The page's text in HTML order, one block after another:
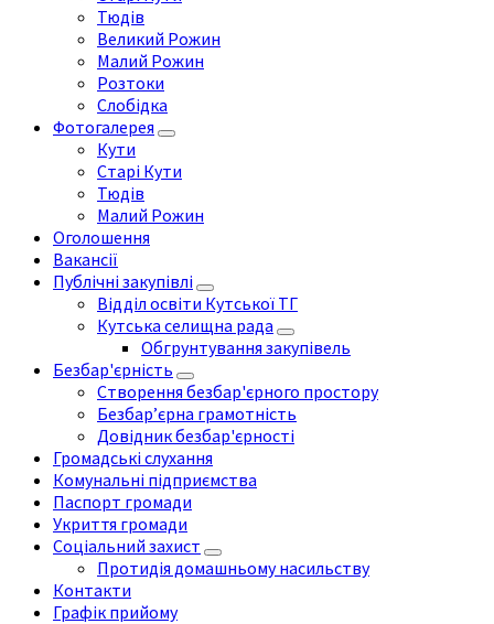
Тюдів
Великий Рожин
Малий Рожин
Розтоки
Слобідка
Фотогалерея
Кути
Старі Кути
Тюдів
Малий Рожин
Оголошення
Вакансії
Публічні закупівлі
Відділ освіти Кутської ТГ
Кутська селищна рада
Обгрунтування закупівель
Безбар'єрність
Створення безбар'єрного простору
Безбар’єрна грамотність
Довідник безбар'єрності
Громадські слухання
Комунальні підприємства
Паспорт громади
Укриття громади
Соціальний захист
Протидія домашньому насильству
Контакти
Графік прийому